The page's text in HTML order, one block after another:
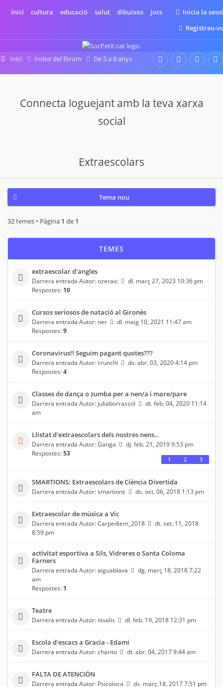
inici cultura educació salut dibuixos jocs
Inicia la
Registreu-
Inici Índex del fòrum
De 5 a 8 anys
Extraescolars
Connecta loguejant amb la teva xarxa
social
Extraescolars
Tema nou
32 temes • Pàgina 1 de 1
TEMES
extraescolar d'angles
Darrera entrada Autor:ozeraic
dl. març 27, 2023 10:36 pm
Respostes: 10
Cursos seriosos de natació al Gironès
Darrera entrada Autor: ner
dl. maig 10, 2021 11:47 am
Respostes:9
Coronavirus!! Seguim pagant quotes???
Darrera entrada Autor:crunchi
dv. abr. 03, 2020 4:14 pm
Respostes:4
Classes de dança o zumba per a nen/a i mare/pare
Darrera entrada Autor: juliaborrassol
dt. feb. 04, 2020 11:14
am
Llistat d'extraescolars dels nostres nens..
Darrera entrada Autor:Ganga
dj. feb. 21, 2019 9:53 pm
Respostes:53
1 2 3
SMARTIONS: Extraescolars de Ciència Divertida
Darrera entrada Autor:smartions ds. oct. 06, 2018 1:13 pm
Extraescolar de música a Vic
Darrera entrada Autor:Carpediem_2018
dt. set. 11, 2018
8:59 pm
activitat esportiva a Sils, Vidreres o Santa Coloma
Farners
Darrera entrada Autor:aiguablava
dg. març 18, 2018 7:22
am
Respostes: 1
Teatre
Darrera entrada Autor: nivalis dl. feb. 19, 2018 12:31 pm
Escola d'escacs a Gracia - Edami
Darrera entrada Autor:charito dt. abr. 04, 2017 9:44 am
FALTA DE ATENCIÓN
Darrera entrada Autor: Psicoloca
ds. març 18, 2017 7:51 pm